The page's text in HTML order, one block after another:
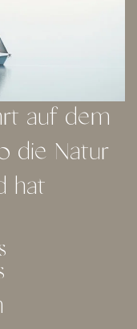
auf dem
die Natur
hat